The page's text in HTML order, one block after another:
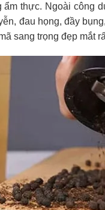
thực. Ngoài công
đau họng, đầy
sang trọng đẹp mắt